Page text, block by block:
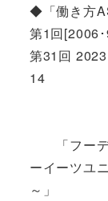
◆「働き方
第1回
第31回 2023
「フーデ
ーイーツユ